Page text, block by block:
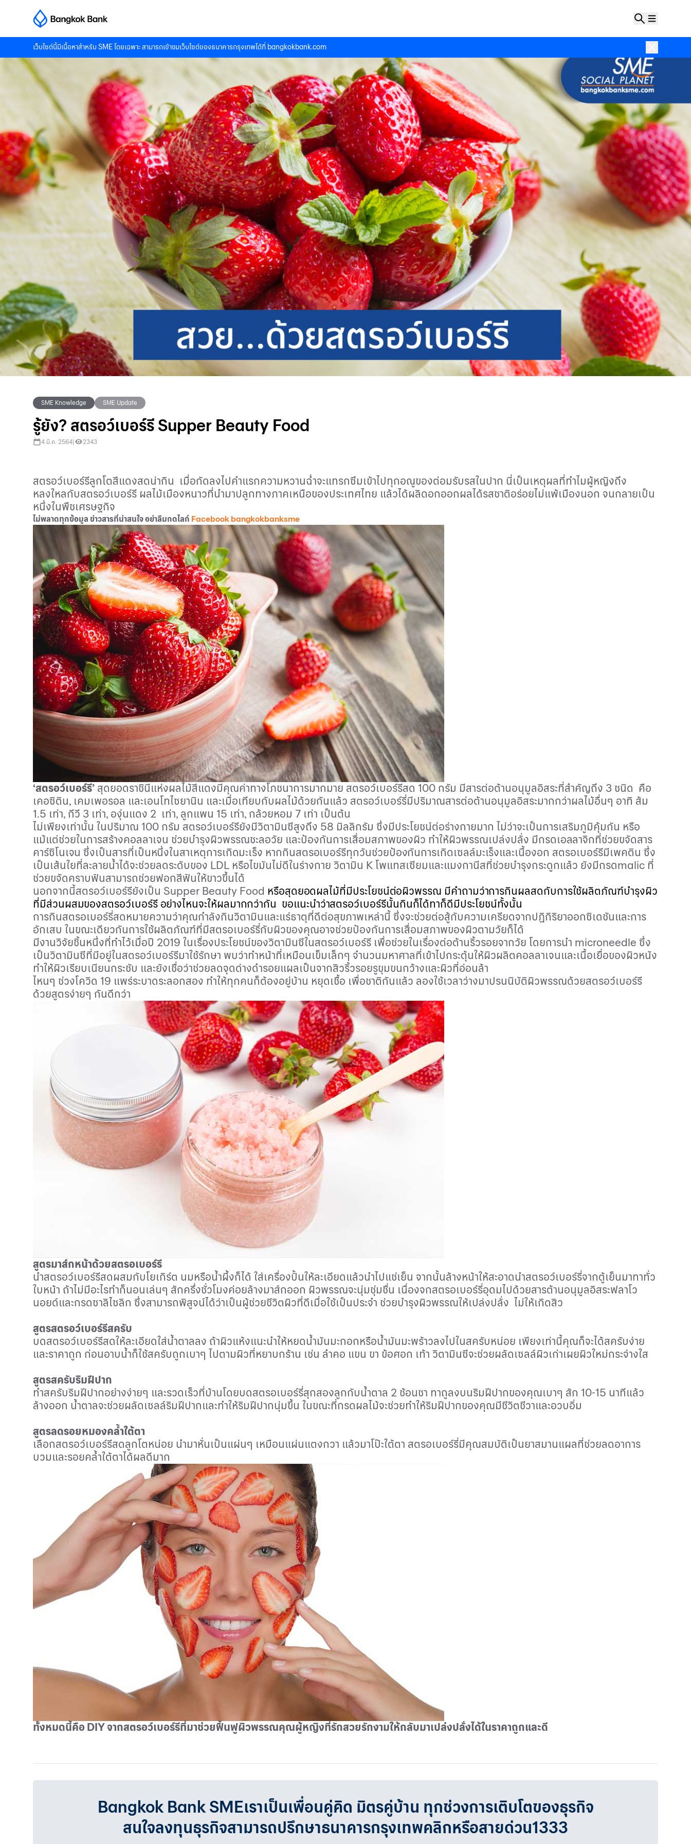
เว็บไซต์นี้มีเนื้อหาสำหรับ SME โดยเฉพาะ สามารถเข้าชมเว็บไซต์ของธนาคารกรุงเทพได้ที่ bangkokbank.com
SME Knowledge SME Update
รู้ยัง? สตรอว์เบอร์รี Supper Beauty Food
4 มี.ค. 2564 2343
สตรอว์เบอร์รีลูกโตสีแดงสดน่ากิน เมื่อกัดลงไปคำแรกความหวานฉ่ำจะแทรกซึมเข้าไปทุกอณูของต่อมรับรสในปาก นี่เป็นเหตุผลที่ทำไมผู้หญิงถึง
หลงใหลกับสตรอว์เบอร์รี ผลไม้เมืองหนาวที่นำมาปลูกทางภาคเหนือของประเทศไทย แล้วได้ผลิดอกออกผลได้รสชาติอร่อยไม่แพ้เมืองนอก จนกลายเป็น
หนึ่งในพืชเศรษฐกิจ
ไม่พลาดทุกข้อมูล ข่าวสารที่น่าสนใจ อย่าลืมกดไลก์ Facebook bangkokbanksme
‘สตรอว์เบอร์รี’ สุดยอดราชินีแห่งผลไม้สีแดงมีคุณค่าทางโภชนาการมากมาย สตรอว์เบอร์รีสด 100 กรัม มีสารต่อต้านอนุมูลอิสระที่สำคัญถึง 3 ชนิด คือ
เคอซิติน, เคมเพอรอล และเอนโทไซยานิน และเมื่อเทียบกับผลไม้ด้วยกันแล้ว สตรอว์เบอร์รี่มีปริมาณสารต่อต้านอนุมูลอิสระมากกว่าผลไม้อื่นๆ อาทิ ส้ม
1.5 เท่า, กีวี 3 เท่า, องุ่นแดง 2 เท่า, ลูกแพน 15 เท่า, กล้วยหอม 7 เท่า เป็นต้น
ไม่เพียงเท่านั้น ในปริมาณ 100 กรัม สตรอว์เบอร์รียังมีวิตามินซีสูงถึง 58 มิลลิกรัม ซึ่งมีประโยชน์ต่อร่างกายมาก ไม่ว่าจะเป็นการเสริมภูมิคุ้มกัน หรือ
แม้แต่ช่วยในการสร้างคอลลาเจน ช่วยบำรุงผิวพรรณชะลอวัย และป้องกันการเสื่อมสภาพของผิว ทำให้ผิวพรรณเปล่งปลั่ง มีกรดเอลลาจิกที่ช่วยขจัดสาร
คาร์ซิโนเจน ซึ่งเป็นสารที่เป็นหนึ่งในสาเหตุการเกิดมะเร็ง หากกินสตรอเบอร์รีทุกวันช่วยป้องกันการเกิดเซลล์มะเร็งและเนื้องอก สตรอเบอร์รีมีเพคติน ซึ่ง
เป็นเส้นใยที่ละลายน้ำได้จะช่วยลดระดับของ LDL หรือไขมันไม่ดีในร่างกาย วิตามิน K โพแทสเซียมและแมงกานีสที่ช่วยบำรุงกระดูกแล้ว ยังมีกรดmalic ที่
ช่วยขจัดคราบฟันสามารถช่วยฟอกสีฟันให้ขาวขึ้นได้
นอกจากนี้สตรอว์เบอร์รียังเป็น Supper Beauty Food หรือสุดยอดผลไม้ที่มีประโยชน์ต่อผิวพรรณ มีคำถามว่าการกินผลสดกับการใช้ผลิตภัณฑ์บำรุงผิว
ที่มีส่วนผสมของสตรอว์เบอร์รี อย่างไหนจะให้ผลมากกว่ากัน ขอแนะนำว่าสตรอว์เบอร์รีนั้นกินก็ได้ทาก็ดีมีประโยชน์ทั้งนั้น
การกินสตรอเบอร์รี่สดหมายความว่าคุณกำลังกินวิตามินและแร่ธาตุที่ดีต่อสุขภาพเหล่านี้ ซึ่งจะช่วยต่อสู้กับความเครียดจากปฏิกิริยาออกซิเดชันและการ
อักเสบ ในขณะเดียวกันการใช้ผลิตภัณฑ์ที่มีสตรอเบอร์รี่กับผิวของคุณอาจช่วยป้องกันการเสื่อมสภาพของผิวตามวัยก็ได้
มีงานวิจัยชิ้นหนึ่งที่ทำไว้เมื่อปี 2019 ในเรื่องประโยชน์ของวิตามินซีในสตรอว์เบอร์รี เพื่อช่วยในเรื่องต่อต้านริ้วรอยจากวัย โดยการนำ microneedle ซึ่ง
เป็นวิตามินซีที่มีอยู่ในสตรอว์เบอร์รีมาใช้รักษา พบว่าทำหน้าที่เหมือนเข็มเล็กๆ จำนวนมหาศาลที่เข้าไปกระตุ้นให้ผิวผลิตคอลลาเจนและเนื้อเยื่อของผิวหนัง
ทำให้ผิวเรียบเนียนกระชับ และยังเชื่อว่าช่วยลดจุดด่างดำรอยแผลเป็นจากสิวริ้วรอยรูขุมขนกว้างและผิวที่อ่อนล้า
ไหนๆ ช่วงโควิด 19 แพร่ระบาดระลอกสอง ทำให้ทุกคนก็ต้องอยู่บ้าน หยุดเชื้อ เพื่อชาติกันแล้ว ลองใช้เวลาว่างมาปรนนิบัติผิวพรรณด้วยสตรอว์เบอร์รี
ด้วยสูตรง่ายๆ กันดีกว่า
สูตรมาส์กหน้าด้วยสตรอเบอร์รี
นำสตรอว์เบอร์รีสดผสมกับโยเกิร์ต นมหรือน้ำผึ้งก็ได้ ใส่เครื่องปั้นให้ละเอียดแล้วนำไปแช่เย็น จากนั้นล้างหน้าให้สะอาดนำสตรอว์เบอร์รี่จากตู้เย็นมาทาทั่ว
ใบหน้า ถ้าไม่มีอะไรทำก็นอนเล่นๆ สักครึ่งชั่วโมงค่อยล้างมาส์กออก ผิวพรรณจะนุ่มชุ่มชื่น เนื่องจกสตรอเบอร์รี่อุดมไปด้วยสารต้านอนุมูลอิสระฟลาโว
นอยด์และกรดซาลิไซลิก ซึ่งสามารถพิสูจน์ได้ว่าเป็นผู้ช่วยชีวิตผิวที่ดีเมื่อใช้เป็นประจำ ช่วยบำรุงผิวพรรณให้เปล่งปลั่ง ไม่ให้เกิดสิว
สูตรสตรอว์เบอร์รีสครับ
บดสตรอว์เบอร์รีสดให้ละเอียดใส่น้ำตาลลง ถ้าผิวแห้งแนะนำให้หยดน้ำมันมะกอกหรือน้ำมันมะพร้าวลงไปในสครับหน่อย เพียงเท่านี้คุณก็จะได้สครับง่าย
และราคาถูก ก่อนอาบน้ำก็ใช้สครับถูกเบาๆ ไปตามผิวที่หยาบกร้าน เช่น ลำคอ แขน ขา ข้อศอก เท้า วิตามินซีจะช่วยผลัดเซลล์ผิวเก่าเผยผิวใหม่กระจ่างใส
สูตรสครับริมฝีปาก
ทำสครับริมฝีปากอย่างง่ายๆ และรวดเร็วที่บ้านโดยบดสตรอเบอร์รี่สุกสองลูกกับน้ำตาล 2 ช้อนชา ทาถูลงบนริมฝีปากของคุณเบาๆ สัก 10-15 นาทีแล้ว
ล้างออก น้ำตาลจะช่วยผลัดเซลล์ริมฝีปากและทำให้ริมฝีปากนุ่มขึ้น ในขณะที่กรดผลไม้จะช่วยทำให้ริมฝีปากของคุณมีชีวิตชีวาและอวบอิ่ม
สูตรลดรอยหมองคล้ำใต้ตา
เลือกสตรอว์เบอร์รีสดลูกโตหน่อย นำมาหั่นเป็นแผ่นๆ เหมือนแผ่นแตงกวา แล้วมาโป๊ะใต้ตา สตรอเบอร์รี่มีคุณสมบัติเป็นยาสมานแผลที่ช่วยลดอาการ
บวมและรอยคล้ำใต้ตาได้ผลดีมาก
ทั้งหมดนี้คือ DIYจากสตรอว์เบอร์รีที่มาช่วยฟื้นฟูผิวพรรณคุณผู้หญิงที่รักสวยรักงามให้กลับมาเปล่งปลั่งได้ในราคาถูกและดี
Bangkok Bank SMEเราเป็นเพื่อนคู่คิด มิตรคู่บ้าน ทุกช่วงการเติบโตของธุรกิจ
สนใจลงทุนธุรกิจสามารถปรึกษาธนาคารกรุงเทพคลิกหรือสายด่วน1333